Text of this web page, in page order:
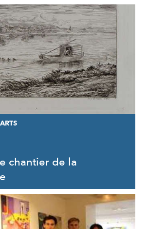
chantier de la